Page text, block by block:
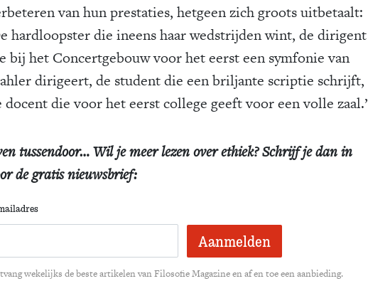
van hun prestaties, hetgeen zich groots uitbetaalt:
hardloopster die ineens haar wedstrijden wint, de dirigent
bij het Concertgebouw voor het eerst een symfonie van
dirigeert, de student die een briljante scriptie schrijft,
docent die voor het eerst college geeft voor een volle zaal.’
tussendoor… Wil je meer lezen over ethiek? Schrijf je dan in
de gratis nieuwsbrief:
wekelijks de beste artikelen van Filosofie Magazine en af en toe een aanbieding.